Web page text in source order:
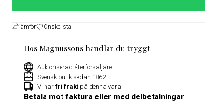
jämför Önskelista
Hos Magnussons handlar du tryggt
Auktoriserad återförsäljare
Svensk butik sedan 1862
Vi har fri frakt på denna vara
Betala mot faktura eller med delbetalningar